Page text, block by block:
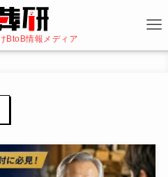
BtoB情報メディア